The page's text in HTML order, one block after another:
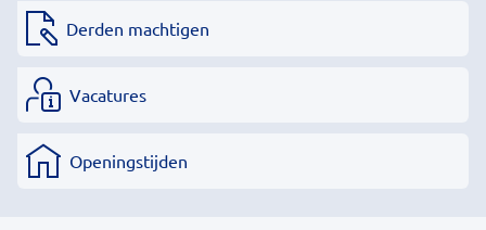
Derden machtigen
Vacatures
Openingstijden